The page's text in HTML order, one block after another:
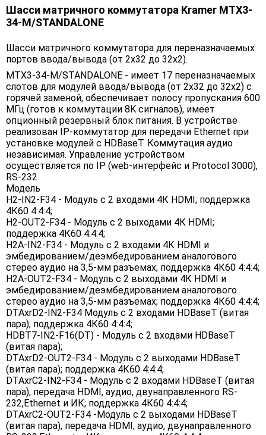
Шасси матричного коммутатора Kramer MTX3-
34-M/STANDALONE
Шасси матричного коммутатора для переназначаемых
портов ввода/вывода (от 2х32 до 32х2).
MTX3-34-M/STANDALONE - имеет 17 переназначаемых
слотов для модулей ввода/вывода (от 2х32 до 32х2) с
горячей заменой, обеспечивает полосу пропускания 600
МГц (готов к коммутации 8K сигналов), имеет
опционный резервный блок питания. В устройстве
реализован IP-коммутатор для передачи Ethernet при
установке модулей с HDBaseT. Коммутация аудио
независимая. Управление устройством
осуществляется по IP (web-интерфейс и Protocol 3000),
RS-232.
Модель
H2-IN2-F34 - Модуль c 2 входами 4К HDMI; поддержка
4К60 4:4:4;
H2-OUT2-F34 - Модуль c 2 выходами 4К HDMI;
поддержка 4К60 4:4:4;
H2A-IN2-F34 - Модуль c 2 входами 4К HDMI и
эмбедированием/деэмбедированием аналогового
стерео аудио на 3,5-мм разъемах; поддержка 4К60 4:4:4;
H2A-OUT2-F34 - Модуль c 2 выходами 4К HDMI и
эмбедированием/деэмбедированием аналогового
стерео аудио на 3,5-мм разъемах; поддержка 4К60 4:4:4;
DTAxrD2-IN2-F34 Модуль c 2 входами HDBaseT (витая
пара); поддержка 4К60 4:4:4;
HDBT7-IN2-F16(DT) - Модуль c 2 входами HDBaseT
(витая пара);
DTAxrD2-OUT2-F34 - Модуль c 2 выходами HDBaseT
(витая пара); поддержка 4К60 4:4:4;
DTAxrC2-IN2-F34 - Модуль c 2 входами HDBaseT (витая
пара), передача HDMI, аудио, двунаправленного RS-
232,Ethernet и ИК; поддержка 4К60 4:4:4;
DTAxrC2-OUT2-F34 -Модуль c 2 выходами HDBaseT
(витая пара), передача HDMI, аудио, двунаправленного